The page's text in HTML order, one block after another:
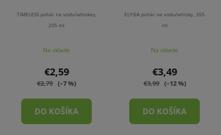
TIMELESS pohár na vodu/whiskey,
205 ml
Na sklade
€2,59
€2,79 (–7 %)
DO KOŠÍKA
ELYSIA pohár na vodu/whisky, 355
ml
Na sklade
€3,49
€3,99 (–12 %)
DO KOŠÍKA